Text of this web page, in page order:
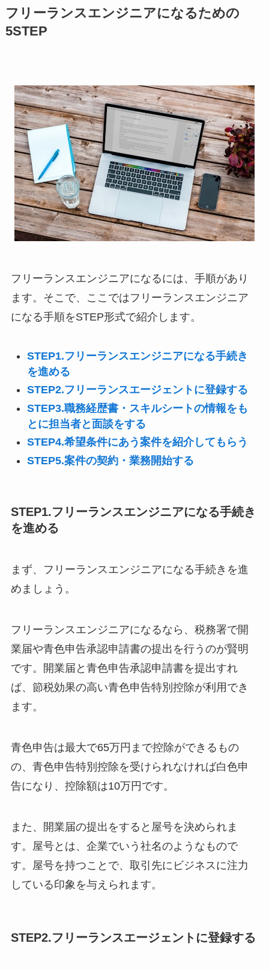
フリーランスエンジニアになるための
5STEP
フリーランスエンジニアになるには、手順があり
ます。そこで、ここではフリーランスエンジニア
になる手順をSTEP形式で紹介します。
STEP1.フリーランスエンジニアになる手続き
を進める
STEP2.フリーランスエージェントに登録する
STEP3.職務経歴書・スキルシートの情報をも
とに担当者と面談をする
STEP4.希望条件にあう案件を紹介してもらう
STEP5.案件の契約・業務開始する
STEP1.フリーランスエンジニアになる手続き
を進める
まず、フリーランスエンジニアになる手続きを進
めましょう。
フリーランスエンジニアになるなら、税務署で開
業届や青色申告承認申請書の提出を行うのが賢明
です。開業届と青色申告承認申請書を提出すれ
ば、節税効果の高い青色申告特別控除が利用でき
ます。
青色申告は最大で65万円まで控除ができるもの
の、青色申告特別控除を受けられなければ白色申
告になり、控除額は10万円です。
また、開業届の提出をすると屋号を決められま
す。屋号とは、企業でいう社名のようなもので
す。屋号を持つことで、取引先にビジネスに注力
している印象を与えられます。
STEP2.フリーランスエージェントに登録する